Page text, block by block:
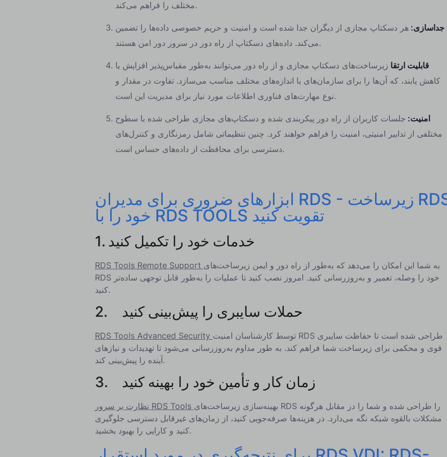
مختلف را فراهم می‌کند.
جداسازی:هر دسکتاپ مجازی از دیگران جدا شده است و امنیت و حریم خصوصی داده‌ها را تضمین
می‌کند. داده‌های دسکتاپ از راه دور در سرور دور امن هستند.
قابلیت ارتقا زیرساخت‌های دسکتاپ مجازی و از راه دور می‌توانند به‌طور مقیاس‌پذیر افزایش یا
کاهش یابند، که آن‌ها را برای سازمان‌های با اندازه‌های مختلف مناسب می‌سازد. تفاوت در مقدار و
نوع مهارت‌های فناوری اطلاعات مورد نیاز برای مدیریت این است.
امنیت: جلسات کاربران از راه دور پیکربندی شده و دسکتاپ‌های مجازی طراحی شده با سطوح
مختلفی از تدابیر امنیتی، امنیت را فراهم خواهند کرد. چنین تنظیماتی شامل رمزنگاری و کنترل‌های
دسترسی برای محافظت از داده‌های حساس است.
ابزارهای ضروری برای مدیران RDS - زیرساخت RDS
خود را با RDS TOOLS تقویت کنید
1. خدمات خود را تکمیل کنید
RDS Tools Remote Support به شما این امکان را می‌دهد که به‌طور از راه دور و ایمن زیرساخت‌های
RDS خود را وصله، تعمیر و به‌روزرسانی کنید. امروز نصب کنید تا عملیات را به‌طور قابل توجهی ساده‌تر
کنید.
2. حملات سایبری را پیش‌بینی کنید
RDS Tools Advanced Security توسط کارشناسان امنیت RDS طراحی شده است تا حفاظت سایبری
قوی و محکمی برای زیرساخت شما فراهم کند. به طور مداوم به‌روزرسانی می‌شود تا تهدیدات و نیازهای
آینده را پیش‌بینی کند.
3. زمان کار و تأمین خود را بهینه کنید
نظارت بر سرور RDS Tools بهینه‌سازی زیرساخت‌های RDS را طراحی شده و شما را در مقابل هرگونه
مشکلات بالقوه شبکه نگه می‌دارد. در هزینه‌ها صرفه‌جویی کنید، از زمان‌های غیرقابل دسترسی جلوگیری
کنید و کارایی را بهبود بخشید.